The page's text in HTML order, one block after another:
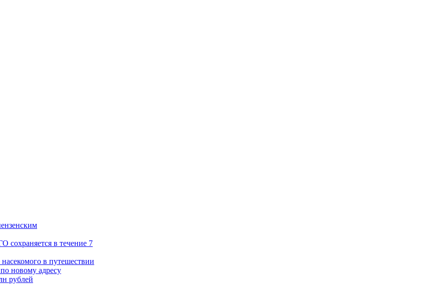
сохраняется в течение 7
в путешествии
новому адресу
рублей